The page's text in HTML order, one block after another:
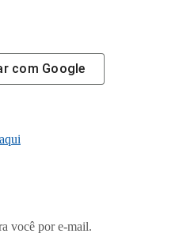
com Google
você por e-mail.